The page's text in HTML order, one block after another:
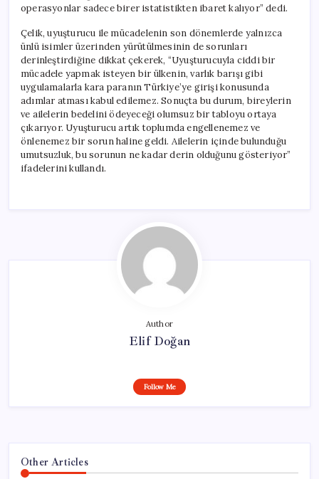
operasyonlar sadece birer istatistikten ibaret kalıyor” dedi.
Çelik, uyuşturucu ile mücadelenin son dönemlerde yalnızca
ünlü isimler üzerinden yürütülmesinin de sorunları
derinleştirdiğine dikkat çekerek, “Uyuşturucuyla ciddi bir
mücadele yapmak isteyen bir ülkenin, varlık barışı gibi
uygulamalarla kara paranın Türkiye’ye girişi konusunda
adımlar atması kabul edilemez. Sonuçta bu durum, bireylerin
ve ailelerin bedelini ödeyeceği olumsuz bir tabloyu ortaya
çıkarıyor. Uyuşturucu artık toplumda engellenemez ve
önlenemez bir sorun haline geldi. Ailelerin içinde bulunduğu
umutsuzluk, bu sorunun ne kadar derin olduğunu gösteriyor”
ifadelerini kullandı.
Author
Elif Doğan
Follow Me
Other Articles